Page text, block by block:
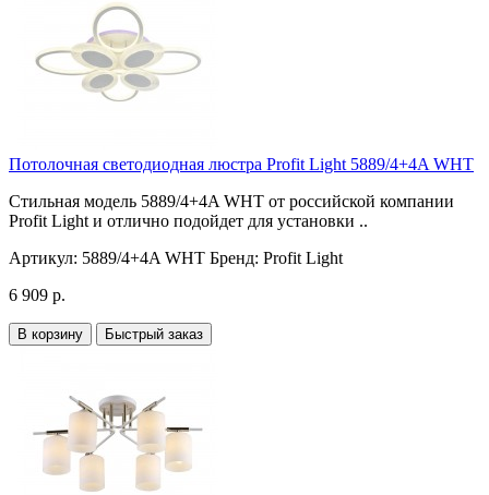
Потолочная светодиодная люстра Profit Light 5889/4+4A WHT
Стильная модель 5889/4+4A WHT от российской компании
Profit Light и отлично подойдет для установки ..
Артикул: 5889/4+4A WHT Бренд: Profit Light
6 909 р.
В корзину Быстрый заказ